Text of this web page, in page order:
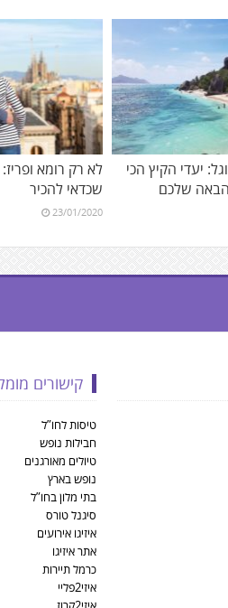
יעדי הקיץ הכי
שלכם
לא רק רומא
שכדאי להכיר
23/01/2020
קישורים
טיסות לחו”ל
חבילות נופש
טיולים מאורגנים
נופש בארץ
בתי מלון בחו”ל
סיגנל טורס
איזיגו אירועים
אתר איזיגו
כרמל תיירות
איזי2פליי